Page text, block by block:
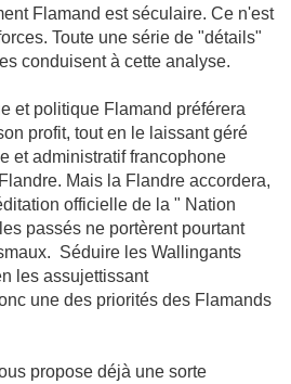
Flamand est séculaire. Ce n'est
Toute une série de "détails"
conduisent à cette analyse.
et politique Flamand préférera
profit, tout en le laissant géré
et administratif francophone
Mais la Flandre accordera,
officielle de la " Nation
passés ne portèrent pourtant
Séduire les Wallingants
les assujettissant
une des priorités des Flamands
propose déjà une sorte